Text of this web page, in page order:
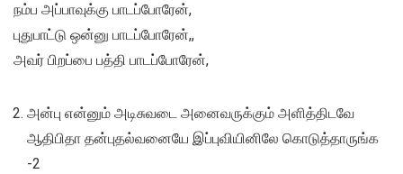
நம்ப அப்பாவுக்கு பாடப்போரேன்,
புதுபாட்டு ஒன்னு பாடப்போரேன்,,
அவர் பிறப்பை பத்தி பாடப்போரேன்,
அன்பு என்னும் அடிசுவடை அனைவருக்கும் அளித்திடவே
ஆதிபிதா தன்புதல்வனையே இப்புவியினிலே கொடுத்தாருங்க
-2